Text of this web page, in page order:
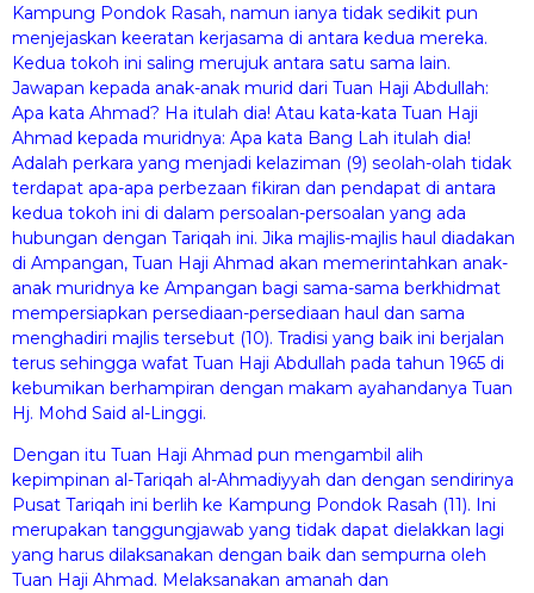
Kampung Pondok Rasah, namun ianya tidak sedikit pun
menjejaskan keeratan kerjasama di antara kedua mereka.
Kedua tokoh ini saling merujuk antara satu sama lain.
Jawapan kepada anak-anak murid dari Tuan Haji Abdullah:
Apa kata Ahmad? Ha itulah dia! Atau kata-kata Tuan Haji
Ahmad kepada muridnya: Apa kata Bang Lah itulah dia!
Adalah perkara yang menjadi kelaziman (9) seolah-olah tidak
terdapat apa-apa perbezaan fikiran dan pendapat di antara
kedua tokoh ini di dalam persoalan-persoalan yang ada
hubungan dengan Tariqah ini. Jika majlis-majlis haul diadakan
di Ampangan, Tuan Haji Ahmad akan memerintahkan anak-
anak muridnya ke Ampangan bagi sama-sama berkhidmat
mempersiapkan persediaan-persediaan haul dan sama
menghadiri majlis tersebut (10). Tradisi yang baik ini berjalan
terus sehingga wafat Tuan Haji Abdullah pada tahun 1965 di
kebumikan berhampiran dengan makam ayahandanya Tuan
Hj. Mohd Said al-Linggi.
Dengan itu Tuan Haji Ahmad pun mengambil alih
kepimpinan al-Tariqah al-Ahmadiyyah dan dengan sendirinya
Pusat Tariqah ini berlih ke Kampung Pondok Rasah (11). Ini
merupakan tanggungjawab yang tidak dapat dielakkan lagi
yang harus dilaksanakan dengan baik dan sempurna oleh
Tuan Haji Ahmad. Melaksanakan amanah dan